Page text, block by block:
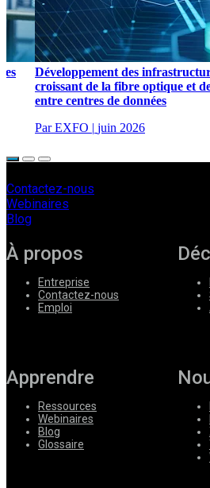
Développement des
croissant de la fibre optique et
entre centres de données
Par EXFO
juin 2026
Contactez-nous
Webinaires
Blog
À propos
Entreprise
Contactez-nous
Emploi
Apprendre
Ressources
Webinaires
Blog
Glossaire